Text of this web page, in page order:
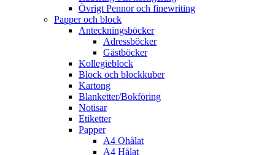
Övrigt Pennor och finewriting
Papper och block
Anteckningsböcker
Adressböcker
Gästböcker
Kollegieblock
Block och blockkuber
Kartong
Blanketter/Bokföring
Notisar
Etiketter
Papper
A4 Ohålat
A4 Hålat